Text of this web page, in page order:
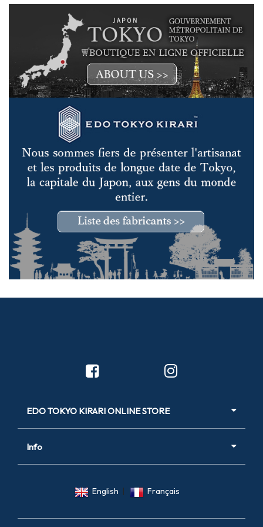
de 20 types différents d’artisanat spécialisé. Outre les menuisiers
qui créent le cadre de l’autel portable, les laqueurs qui appliquent la
laque sur le toit et la base, les artisans chargés des ornements
métalliques qui décorent les différentes parties de l’autel portable
et les artisans de l’autel portable qui supervisent l’ensemble du
processus travaillent à l’unisson pour créer minutieusement l’autel
portable. Le signe 《 Shigeyoshi Miyamoto 》 attache à l’autel
portable achevé est considéré comme la preuve du travail
minutieux de tous les artisans.
Afin de transmettre largement la culture du festival aux
de nouvelles initiatives ces dernières années. L’un de ces projets
est 《 HIBIKUS 》, une école de tambours taiko, et 《 kaDON 》, un
programme de leçons de tambours taiko en ligne destiné à un
public international, afin de diffuser l’attrait des tambours taiko. Un
de Tokyo de créer des tambours en utilisant du bois de céder de
ces tambours a eu lieu en mars 2021 et a été bien accueillie. La
traditionnels ne cesse de s’étendre.
EDO TOKYO KIRARI ONLINE STORE
Info
English Français